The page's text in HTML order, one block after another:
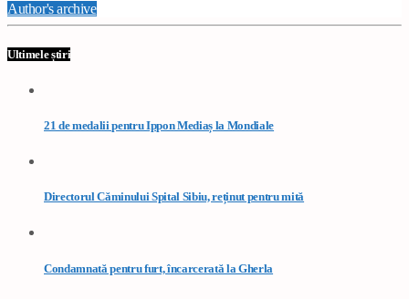
Author's archive
Ultimele știri
21 de medalii pentru Ippon Mediaș la Mondiale
Directorul Căminului Spital Sibiu, reținut pentru mită
Condamnată pentru furt, încarcerată la Gherla